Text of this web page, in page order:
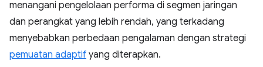
menangani pengelolaan performa di segmen jaringan
dan perangkat yang lebih rendah, yang terkadang
menyebabkan perbedaan pengalaman dengan strategi
pemuatan adaptif yang diterapkan.